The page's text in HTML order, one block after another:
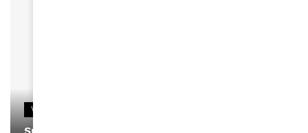
VIDEOS